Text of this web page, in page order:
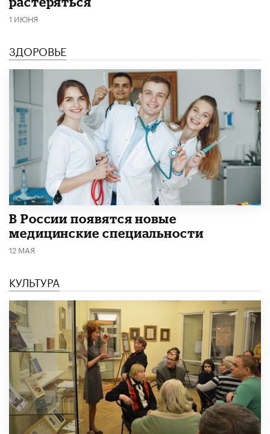
1 ИЮНЯ
ЗДОРОВЬЕ
В России появятся новые
медицинские специальности
12 МАЯ
КУЛЬТУРА